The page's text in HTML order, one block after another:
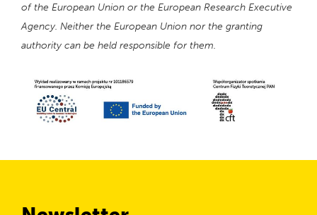
of the European Union or the European Research Executive
Agency. Neither the European Union nor the granting
authority can be held responsible for them.